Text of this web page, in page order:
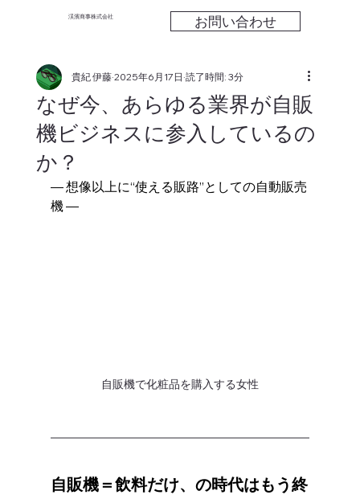
渓濱商事株式会社 お問い合わせ
なぜ今、あらゆる業界が自販
機ビジネスに参入しているの
か？
貴紀 伊藤 2025年6月17日 読了時間: 3分
― 想像以上に“使える販路”としての自動販売
機 ―
自販機で化粧品を購入する女性
自販機＝飲料だけ、の時代はもう終